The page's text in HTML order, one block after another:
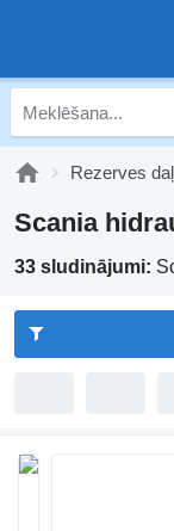
Rezerves
Scania
33 sludinājumi: